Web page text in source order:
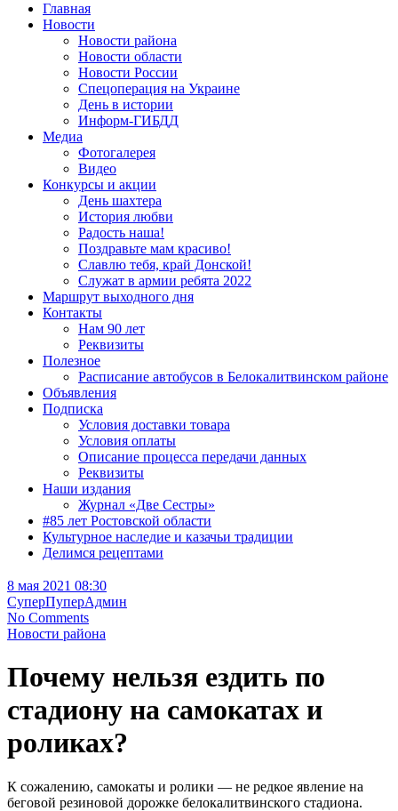
Главная
Новости
Новости района
Новости области
Новости России
Спецоперация на Украине
День в истории
Информ-ГИБДД
Медиа
Фотогалерея
Видео
Конкурсы и акции
День шахтера
История любви
Радость наша!
Поздравьте мам красиво!
Славлю тебя, край Донской!
Служат в армии ребята 2022
Маршрут выходного дня
Контакты
Нам 90 лет
Реквизиты
Полезное
Расписание автобусов в Белокалитвинском районе
Объявления
Подписка
Условия доставки товара
Условия оплаты
Описание процесса передачи данных
Реквизиты
Наши издания
Журнал «Две Сестры»
#85 лет Ростовской области
Культурное наследие и казачьи традиции
Делимся рецептами
8 мая 2021 08:30
СуперПуперАдмин
No Comments
Новости района
Почему нельзя ездить по
стадиону на самокатах и
роликах?
К сожалению, самокаты и ролики — не редкое явление на
беговой резиновой дорожке белокалитвинского стадиона.